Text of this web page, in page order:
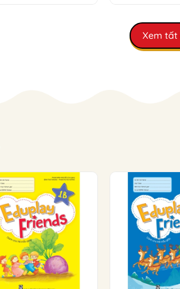
giúp bé khám
tiếp cận công
Xem tất